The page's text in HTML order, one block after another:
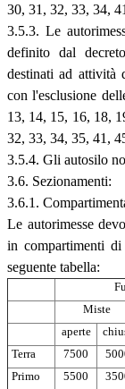
30, 31, 32, 33, 34,
3.5.3. Le
definito dal
destinati ad attività
con l'esclusione
13, 14, 15, 16, 18,
32, 33, 34, 35, 41,
3.5.4. Gli autosilo
3.6. Sezionamenti:
3.6.1.
Le autorimesse
in compartimenti di
seguente tabella:
Miste
aperte
Terra
7500
Primo
5500